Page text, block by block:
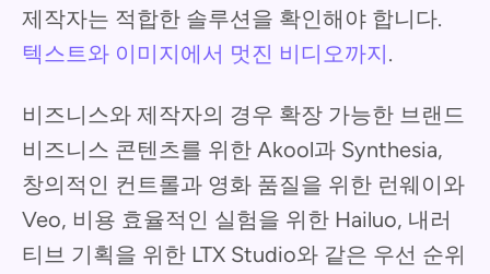
제작자는 적합한 솔루션을 확인해야 합니다.
텍스트와 이미지에서 멋진 비디오까지.
비즈니스와 제작자의 경우 확장 가능한 브랜드
비즈니스 콘텐츠를 위한 Akool과 Synthesia,
창의적인 컨트롤과 영화 품질을 위한 런웨이와
Veo, 비용 효율적인 실험을 위한 Hailuo, 내러
티브 기획을 위한 LTX Studio와 같은 우선 순위